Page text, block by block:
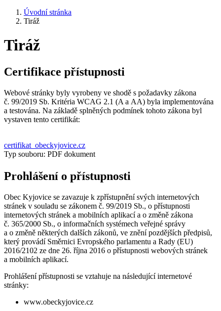
Úvodní stránka
Tiráž
Tiráž
Certifikace přístupnosti
Webové stránky byly vyrobeny ve shodě s požadavky zákona
č. 99/2019 Sb. Kritéria WCAG 2.1 (A a AA) byla implementována
a testována. Na základě splněných podmínek tohoto zákona byl
vystaven tento certifikát:
certifikat_obeckyjovice.cz
Typ souboru: PDF dokument
Prohlášení o přístupnosti
Obec Kyjovice se zavazuje k zpřístupnění svých internetových
stránek v souladu se zákonem č. 99/2019 Sb., o přístupnosti
internetových stránek a mobilních aplikací a o změně zákona
č. 365/2000 Sb., o informačních systémech veřejné správy
a o změně některých dalších zákonů, ve znění pozdějších předpisů,
který provádí Směrnici Evropského parlamentu a Rady (EU)
2016/2102 ze dne 26. října 2016 o přístupnosti webových stránek
a mobilních aplikací.
Prohlášení přístupnosti se vztahuje na následující internetové
stránky:
www.obeckyjovice.cz